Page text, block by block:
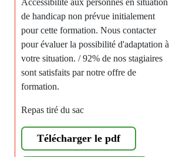
Accessibilité aux personnes en situation
de handicap non prévue initialement
pour cette formation. Nous contacter
pour évaluer la possibilité d'adaptation à
votre situation. / 92% de nos stagiaires
sont satisfaits par notre offre de
formation.
Repas tiré du sac
Télécharger le pdf